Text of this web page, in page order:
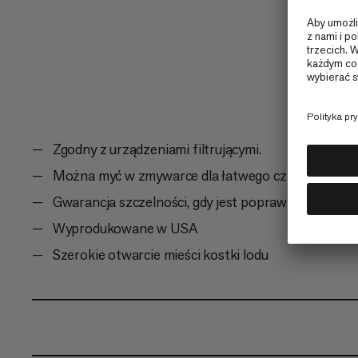
Zgodny z urządzeniami filtrującymi.
Można myć w zmywarce dla łatwego czyszczenia.
Gwarancja szczelności, gdy jest poprawnie
Wyprodukowane w USA
Szerokie otwarcie mieści kostki lodu